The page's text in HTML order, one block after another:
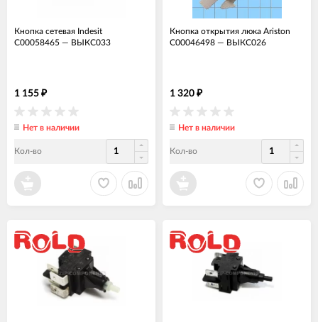
Кнопка сетевая Indesit
C00058465 — ВЫКС033
1 155 ₽
Нет в наличии
Кол-во
Кнопка открытия люка Ariston
C00046498 — ВЫКС026
1 320 ₽
Нет в наличии
Кол-во